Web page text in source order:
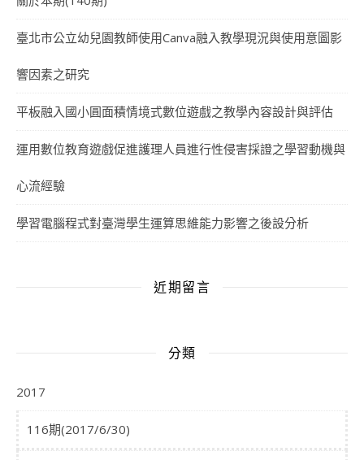
臺北市公立幼兒園教師使用Canva融入教學現況與使用意圖影
響因素之研究
平板融入國小圓面積情境式數位遊戲之教學內容設計與評估
運用數位教育遊戲促進護理人員進行性侵害採證之學習動機與
心流經驗
學習電腦程式對臺灣學生運算思維能力影響之後設分析
近期留言
分類
2017
116期(2017/6/30)